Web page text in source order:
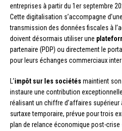
entreprises à partir du 1er septembre
Cette digitalisation s’accompagne
transmission des données fiscales à
doivent désormais utiliser une
partenaire (PDP) ou directement le
pour leurs échanges commerciaux
L’impôt sur les sociétés maintient son
instaure une contribution
réalisant un chiffre d’affaires supérieur
surtaxe temporaire, prévue pour trois
plan de relance économique post-crise